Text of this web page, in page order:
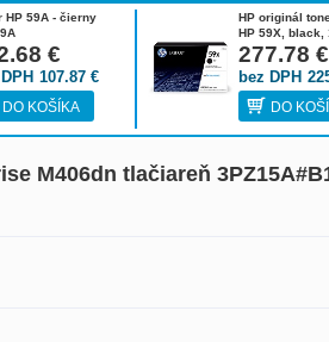
HP 59A - čierny
€
107.87 €
DO KOŠÍKA
HP originál
HP 59X, black,
high capacity
277.78
bez DPH
DO
M406dn tlačiareň